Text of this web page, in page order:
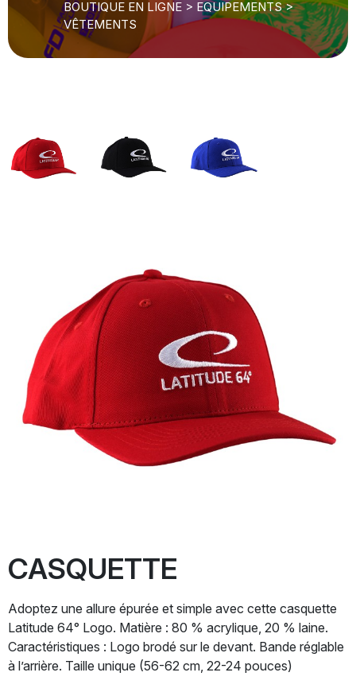
BOUTIQUE EN LIGNE > EQUIPEMENTS>
VÊTEMENTS
CASQUETTE
Adoptez une allure épurée et simple avec cette casquette
Latitude 64° Logo. Matière : 80 % acrylique, 20 % laine.
Caractéristiques : Logo brodé sur le devant. Bande réglable
à l’arrière. Taille unique (56-62 cm, 22-24 pouces)